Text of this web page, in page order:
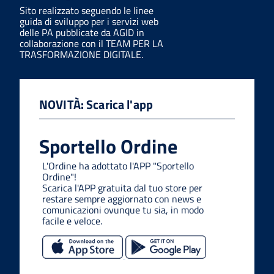
Sito realizzato seguendo le linee
guida di sviluppo per i servizi web
delle PA pubblicate da AGID in
collaborazione con il TEAM PER LA
TRASFORMAZIONE DIGITALE.
NOVITÀ: Scarica l'app
Sportello Ordine
L'Ordine ha adottato l'APP "Sportello
Ordine"!
Scarica l'APP gratuita dal tuo store per
restare sempre aggiornato con news e
comunicazioni ovunque tu sia, in modo
facile e veloce.